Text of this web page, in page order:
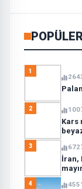
1
2
Kars
3
İran,
4